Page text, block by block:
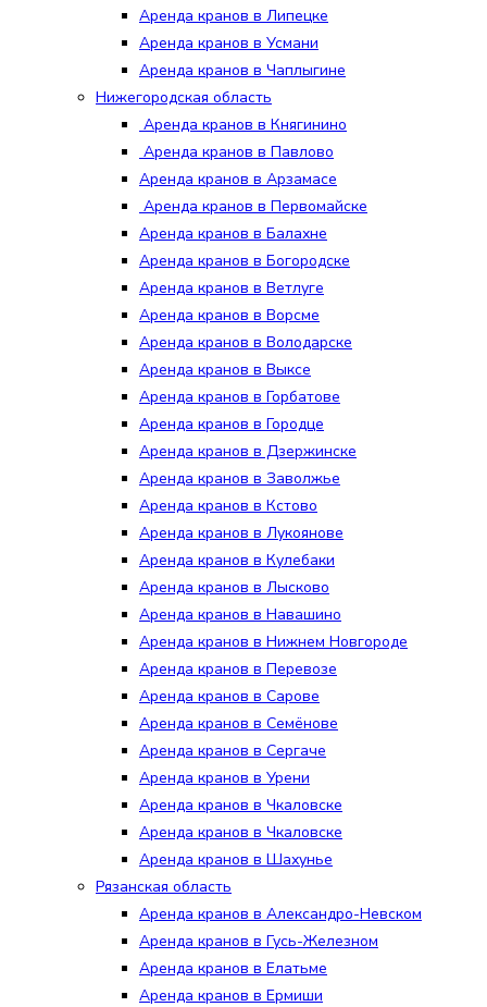
Аренда кранов в Липецке
Аренда кранов в Усмани
Аренда кранов в Чаплыгине
Нижегородская область
Аренда кранов в Княгинино
Аренда кранов в Павлово
Аренда кранов в Арзамасе
Аренда кранов в Первомайске
Аренда кранов в Балахне
Аренда кранов в Богородске
Аренда кранов в Ветлуге
Аренда кранов в Ворсме
Аренда кранов в Володарске
Аренда кранов в Выксе
Аренда кранов в Горбатове
Аренда кранов в Городце
Аренда кранов в Дзержинске
Аренда кранов в Заволжье
Аренда кранов в Кстово
Аренда кранов в Лукоянове
Аренда кранов в Кулебаки
Аренда кранов в Лысково
Аренда кранов в Навашино
Аренда кранов в Нижнем Новгороде
Аренда кранов в Перевозе
Аренда кранов в Сарове
Аренда кранов в Семёнове
Аренда кранов в Сергаче
Аренда кранов в Урени
Аренда кранов в Чкаловске
Аренда кранов в Чкаловске
Аренда кранов в Шахунье
Рязанская область
Аренда кранов в Александро-Невском
Аренда кранов в Гусь-Железном
Аренда кранов в Елатьме
Аренда кранов в Ермиши